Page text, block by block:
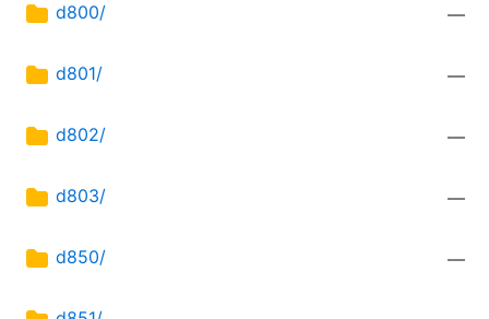
d800/ —
d801/ —
d802/ —
d803/ —
d850/ —